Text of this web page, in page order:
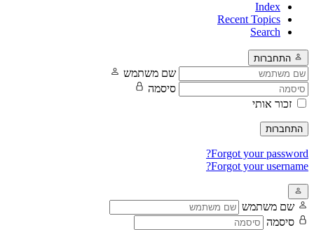
Index
Recent Topics
Search
התחברות
שם משתמש
סיסמה
זכור אותי
התחברות
Forgot your password?
Forgot your username?
שם משתמש
סיסמה